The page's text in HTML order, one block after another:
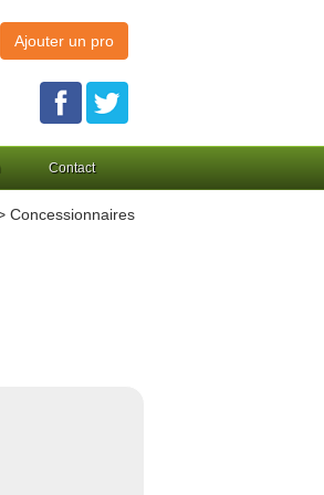
Ajouter un pro
Contact
Concessionnaires